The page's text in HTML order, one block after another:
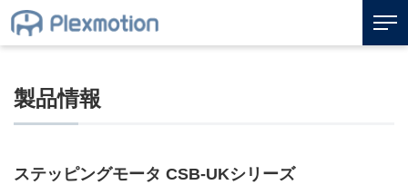
製品情報
ステッピングモータ CSB-UKシリーズ